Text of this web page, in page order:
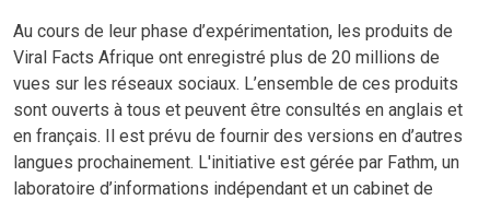
Au cours de leur phase d’expérimentation, les produits de
Viral Facts Afrique ont enregistré plus de 20 millions de
vues sur les réseaux sociaux. L’ensemble de ces produits
sont ouverts à tous et peuvent être consultés en anglais et
en français. Il est prévu de fournir des versions en d’autres
langues prochainement. L'initiative est gérée par Fathm, un
laboratoire d’informations indépendant et un cabinet de